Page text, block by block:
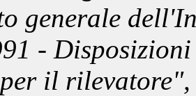
generale
-
il rilevatore",